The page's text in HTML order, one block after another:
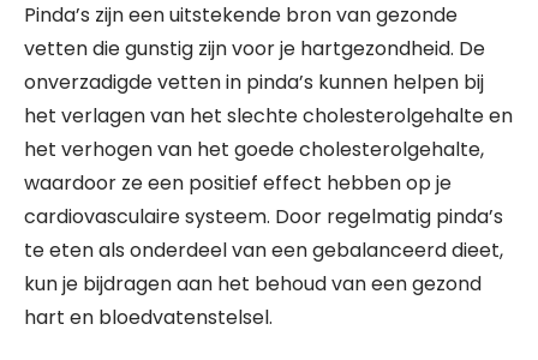
Pinda’s zijn een uitstekende bron van gezonde
vetten die gunstig zijn voor je hartgezondheid. De
onverzadigde vetten in pinda’s kunnen helpen bij
het verlagen van het slechte cholesterolgehalte en
het verhogen van het goede cholesterolgehalte,
waardoor ze een positief effect hebben op je
cardiovasculaire systeem. Door regelmatig pinda’s
te eten als onderdeel van een gebalanceerd dieet,
kun je bijdragen aan het behoud van een gezond
hart en bloedvatenstelsel.